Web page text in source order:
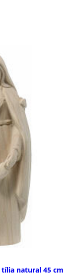
tília natural 45 cm